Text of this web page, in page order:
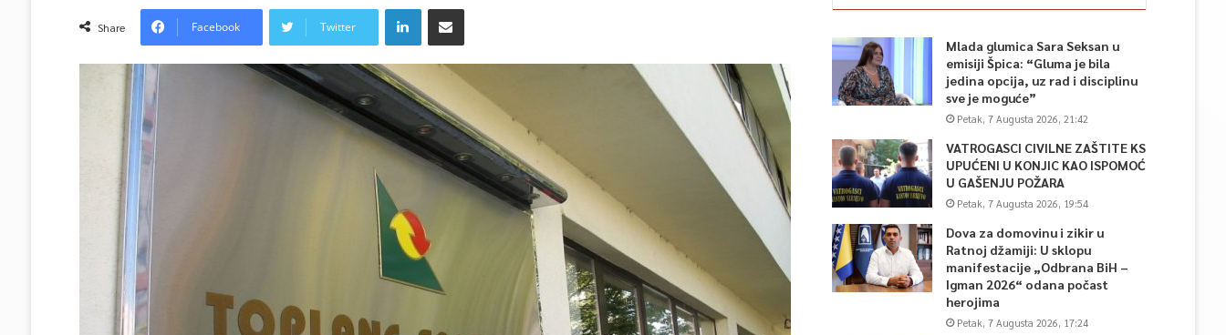
Share Facebook Twitter
Mlada glumica Sara Seksan u
emisiji Špica: “Gluma je bila
jedina opcija, uz rad i disciplinu
sve je moguće”
Petak, 7 Augusta 2026, 21:42
VATROGASCI CIVILNE ZAŠTITE KS
UPUĆENI U KONJIC KAO ISPOMOĆ
U GAŠENJU POŽARA
Petak, 7 Augusta 2026, 19:54
Dova za domovinu i zikir u
Ratnoj džamiji: U sklopu
manifestacije „Odbrana BiH –
Igman 2026“ odana počast
herojima
Petak, 7 Augusta 2026, 17:24